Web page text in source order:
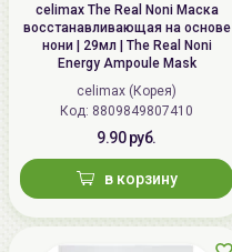
celimax The Real Noni Маска
восстанавливающая на основе
нони | 29мл | The Real Noni
Energy Ampoule Mask
celimax (Корея)
Код: 8809849807410
9.90 руб.
в корзину